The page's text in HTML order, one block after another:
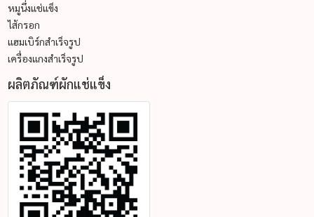
หมูนึ่งแช่แข็ง
ไส้กรอก
แฮมเบิร์กสำเร็จรูป
เครื่องแกงสำเร็จรูป
ผลิตภัณฑ์ผักแช่แข็ง